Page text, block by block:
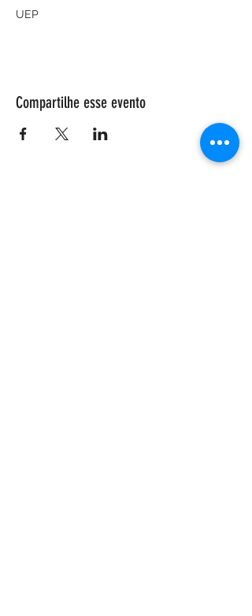
UEP
Compartilhe esse evento